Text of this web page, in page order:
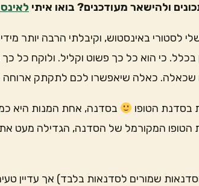
ולהישאר מעודכנים? בואו איתי
לסטורי באינסטוש, וקיבלתי הרבה יותר
כי הוא כל כך פשוט וקליל. ולוקח כל
כאלה שיאפשרו לכם לתקתק ארוחה
בסדנת הטופו
בסדנה, אחת המנות היא
הטופו המקורמל של הסדנה, הגדילה מעט את
שמורים לסדנאות בלבד) אך עדיין